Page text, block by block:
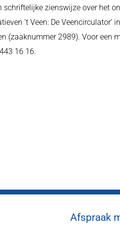
zienswijze over het
’t Veen: De
(zaaknummer 2989). Voor een
16 16.
Afspraak